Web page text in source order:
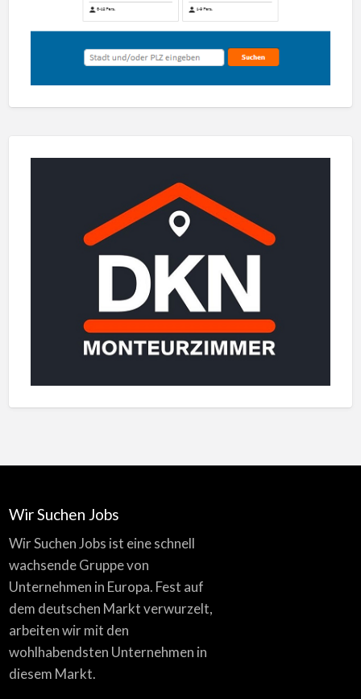
Wir Suchen Jobs
Wir Suchen Jobs ist eine schnell
wachsende Gruppe von
Unternehmen in Europa. Fest auf
dem deutschen Markt verwurzelt,
arbeiten wir mit den
wohlhabendsten Unternehmen in
diesem Markt.